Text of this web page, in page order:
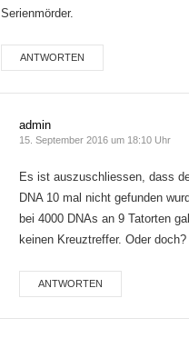
Serienmörder.
ANTWORTEN
admin
15. September 2016 um 18:10 Uhr
Es ist auszuschliessen, dass
DNA 10 mal nicht gefunden
bei 4000 DNAs an 9 Tatorten
keinen Kreuztreffer. Oder doch?
ANTWORTEN